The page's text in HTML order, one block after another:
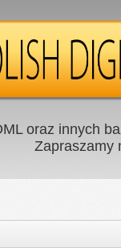
oraz innych
Zapraszamy